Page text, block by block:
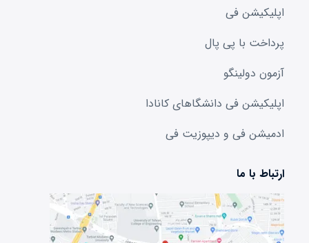
اپلیکیشن فی
پرداخت با پی پال
آزمون دولینگو
اپلیکیشن فی دانشگا‌های کانادا
ادمیشن فی و دیپوزیت فی
ارتباط با ما